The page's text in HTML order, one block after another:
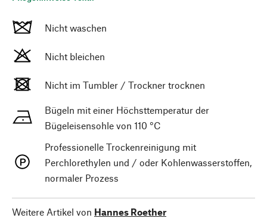
Nicht waschen
Nicht bleichen
Nicht im Tumbler / Trockner trocknen
Bügeln mit einer Höchsttemperatur der
Bügeleisensohle von 110 °C
Professionelle Trockenreinigung mit
Perchlorethylen und / oder Kohlenwasserstoffen,
normaler Prozess
Weitere Artikel von Hannes Roether